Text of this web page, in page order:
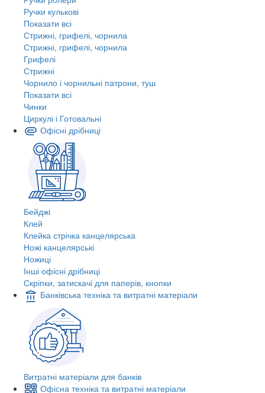
Ручки кулькові
Показати всі
Стрижні, грифелі, чорнила
Стрижні, грифелі, чорнила
Грифелі
Стрижні
Чорнило і чорнильні патрони, туш
Показати всі
Чинки
Циркулі і Готовальні
Офісні дрібниці
Бейджі
Клей
Клейка стрічка канцелярська
Ножі канцелярські
Ножиці
Інші офісні дрібниці
Скріпки, затискачі для паперів, кнопки
Банківська техніка та витратні матеріали
Витратні матеріали для банків
Офісна техніка та витратні матеріали